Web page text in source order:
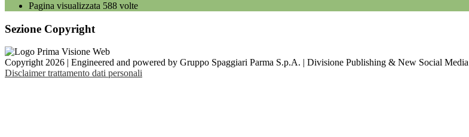
Pagina visualizzata 588 volte
Sezione Copyright
Copyright 2026 | Engineered and powered by Gruppo Spaggiari Parma S.p.A. | Divisione Publishing & New Social Media
Disclaimer trattamento dati personali